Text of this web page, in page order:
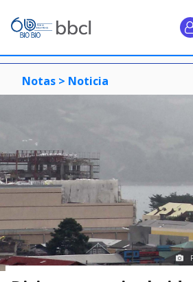
Notas > Noticia